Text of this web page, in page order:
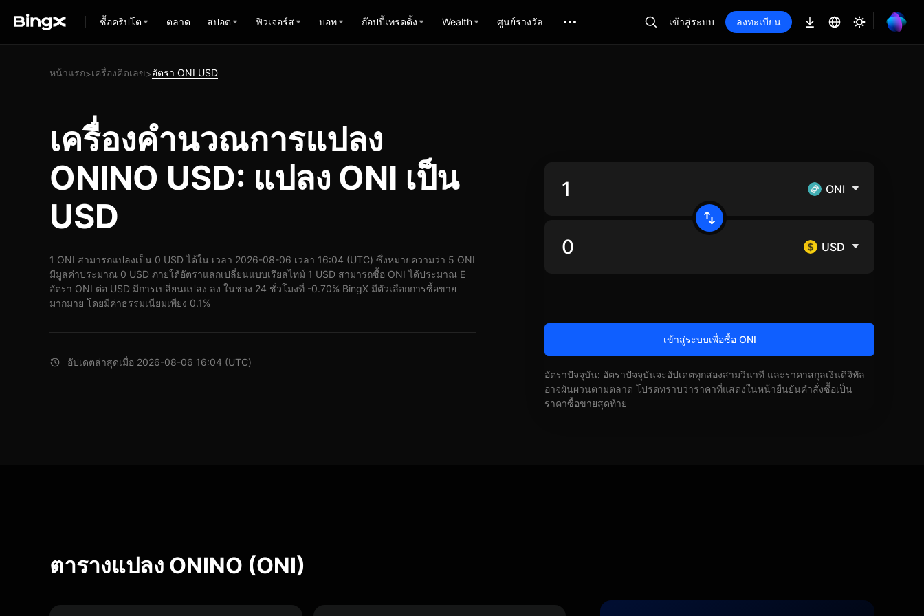
ซื้อคริปโต ตลาด สปอต ฟิวเจอร์ส บอท ก๊อปปี้เทรดดิ้ง Wealth ศูนย์รางวัล เข้าสู่ระบบ ลงทะเบียน
หน้าแรก>เครื่องคิดเลข>อัตรา ONI USD
เครื่องคำนวณการแปลง
ONINO USD: แปลง ONI เป็น
USD
1 ONI สามารถแปลงเป็น 0 USD ได้ใน เวลา 2026-08-06 เวลา 16:04 (UTC) ซึ่งหมายความว่า 5 ONI
มีมูลค่าประมาณ 0 USD ภายใต้อัตราแลกเปลี่ยนแบบเรียลไทม์ 1 USD สามารถซื้อ ONI ได้ประมาณ E
อัตรา ONI ต่อ USD มีการเปลี่ยนแปลง ลง ในช่วง 24 ชั่วโมงที่ -0.70% BingX มีตัวเลือกการซื้อขาย
มากมาย โดยมีค่าธรรมเนียมเพียง 0.1%
อัปเดตล่าสุดเมื่อ 2026-08-06 16:04 (UTC)
ONI
USD
เข้าสู่ระบบเพื่อซื้อ ONI
อัตราปัจจุบัน: อัตราปัจจุบันจะอัปเดตทุกสองสามวินาที และราคาสกุลเงินดิจิทัล
อาจผันผวนตามตลาด โปรดทราบว่าราคาที่แสดงในหน้ายืนยันคำสั่งซื้อเป็น
ราคาซื้อขายสุดท้าย
ตารางแปลง ONINO (ONI)